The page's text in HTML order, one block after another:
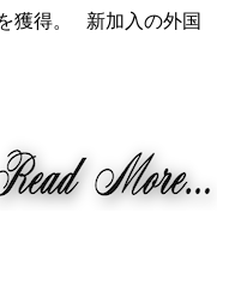
獲得。 新加入の外国